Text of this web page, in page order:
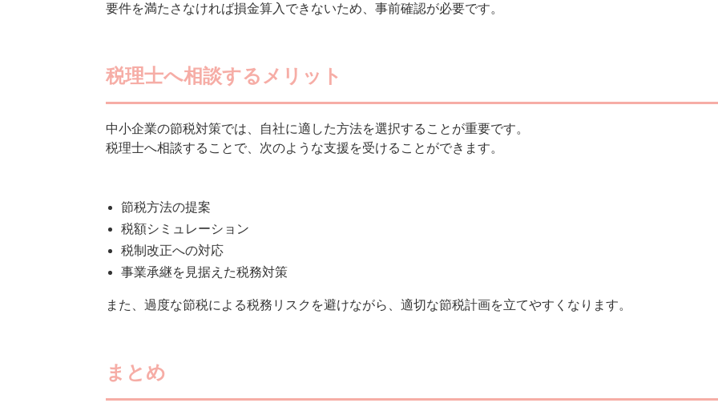
要件を満たさなければ損金算入できないため、事前確認が必要です。
税理士へ相談するメリット
中小企業の節税対策では、自社に適した方法を選択することが重要です。
税理士へ相談することで、次のような支援を受けることができます。
節税方法の提案
税額シミュレーション
税制改正への対応
事業承継を見据えた税務対策
また、過度な節税による税務リスクを避けながら、適切な節税計画を立てやすくなります。
まとめ